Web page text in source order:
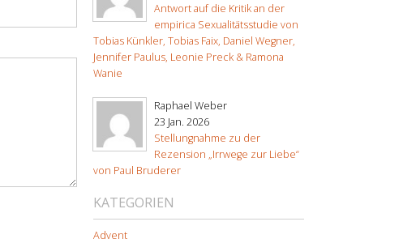
Antwort auf die Kritik an der
empirica Sexualitätsstudie von
Tobias Künkler, Tobias Faix, Daniel Wegner,
Jennifer Paulus, Leonie Preck & Ramona
Wanie
Raphael Weber
23 Jan. 2026
Stellungnahme zu der
Rezension „Irrwege zur Liebe“
von Paul Bruderer
KATEGORIEN
Advent